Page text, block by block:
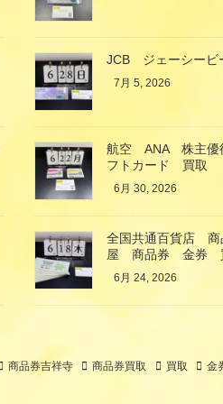
JCB ジェーシー
7月 5, 2026
航空 ANA 株主
フトカード 買取
6月 30, 2026
全国共通百貨店
屋 商品券 金券
6月 24, 2026
商品券吉祥寺 商品券買取 買取 金